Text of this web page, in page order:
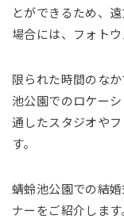
とができるため、
場合には、フォト
限られた時間のな
池公園でのロケー
通したスタジオや
す。
蜻蛉池公園での結
ナーをご紹介します